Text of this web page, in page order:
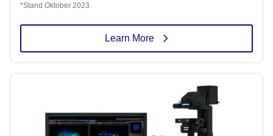
*Stand Oktober 2023.
Learn More